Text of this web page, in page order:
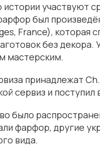
участвуют
был
France), которая
без
мастерским.
принадлежат
сервиз и поступил
было
фарфор, другие
вида.